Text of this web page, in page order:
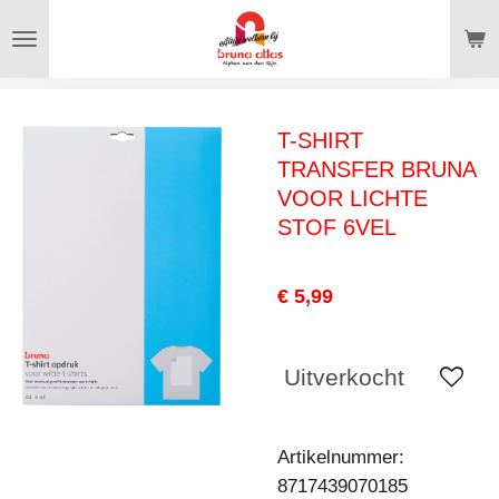
direct
hoofdinhoud
T-SHIRT
TRANSFER BRUNA
VOOR LICHTE
STOF 6VEL
€ 5,99
Uitverkocht
Artikelnummer:
8717439070185